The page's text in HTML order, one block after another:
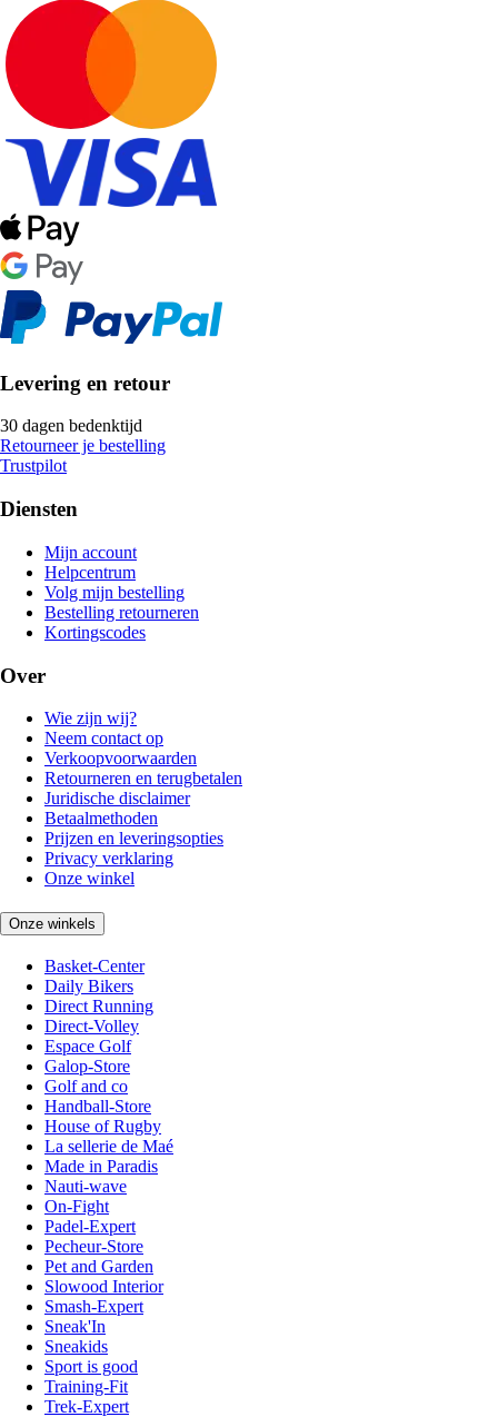
Levering en retour
30 dagen bedenktijd
Retourneer je bestelling
Trustpilot
Diensten
Mijn account
Helpcentrum
Volg mijn bestelling
Bestelling retourneren
Kortingscodes
Over
Wie zijn wij?
Neem contact op
Verkoopvoorwaarden
Retourneren en terugbetalen
Juridische disclaimer
Betaalmethoden
Prijzen en leveringsopties
Privacy verklaring
Onze winkel
Onze winkels
Basket-Center
Daily Bikers
Direct Running
Direct-Volley
Espace Golf
Galop-Store
Golf and co
Handball-Store
House of Rugby
La sellerie de Maé
Made in Paradis
Nauti-wave
On-Fight
Padel-Expert
Pecheur-Store
Pet and Garden
Slowood Interior
Smash-Expert
Sneak'In
Sneakids
Sport is good
Training-Fit
Trek-Expert